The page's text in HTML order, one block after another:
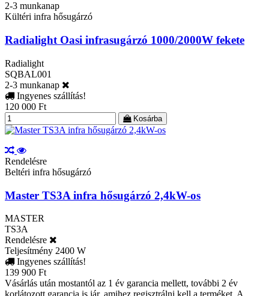
2-3 munkanap
Kültéri infra hősugárzó
Radialight Oasi infrasugárzó 1000/2000W fekete
Radialight
SQBAL001
2-3 munkanap
Ingyenes szállítás!
120 000 Ft
Kosárba
Rendelésre
Beltéri infra hősugárzó
Master TS3A infra hősugárzó 2,4kW-os
MASTER
TS3A
Rendelésre
Teljesítmény 2400 W
Ingyenes szállítás!
139 900 Ft
Vásárlás után mostantól az 1 év garancia mellett, további 2 év